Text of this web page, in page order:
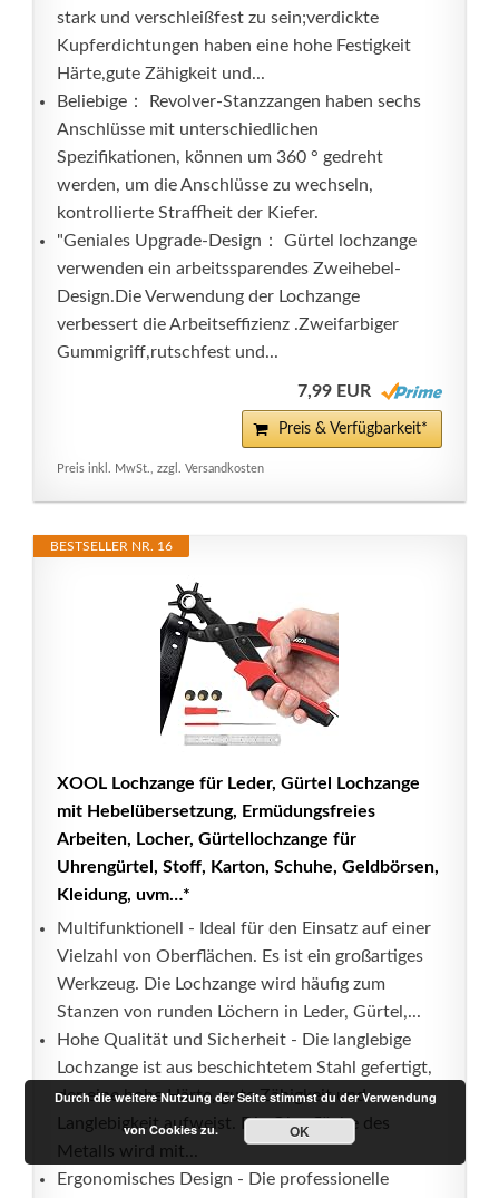
stark und verschleißfest zu sein;verdickte
Kupferdichtungen haben eine hohe Festigkeit
Härte,gute Zähigkeit und...
Beliebige： Revolver-Stanzzangen haben sechs
Anschlüsse mit unterschiedlichen
Spezifikationen, können um 360 ° gedreht
werden, um die Anschlüsse zu wechseln,
kontrollierte Straffheit der Kiefer.
"Geniales Upgrade-Design： Gürtel lochzange
verwenden ein arbeitssparendes Zweihebel-
Design.Die Verwendung der Lochzange
verbessert die Arbeitseffizienz .Zweifarbiger
Gummigriff,rutschfest und...
7,99 EUR
Preis & Verfügbarkeit*
Preis inkl. MwSt., zzgl. Versandkosten
BESTSELLER NR. 16
XOOL Lochzange für Leder, Gürtel Lochzange
mit Hebelübersetzung, Ermüdungsfreies
Arbeiten, Locher, Gürtellochzange für
Uhrengürtel, Stoff, Karton, Schuhe, Geldbörsen,
Kleidung, uvm…*
Multifunktionell - Ideal für den Einsatz auf einer
Vielzahl von Oberflächen. Es ist ein großartiges
Werkzeug. Die Lochzange wird häufig zum
Stanzen von runden Löchern in Leder, Gürtel,...
Hohe Qualität und Sicherheit - Die langlebige
Lochzange ist aus beschichtetem Stahl gefertigt,
der eine hohe Härte, gute Zähigkeit und
Langlebigkeit aufweist. Die Oberfläche des
Metalls wird mit...
Ergonomisches Design - Die professionelle
Durch die weitere Nutzung der Seite stimmst du der Verwendung
von Cookies zu.
OK